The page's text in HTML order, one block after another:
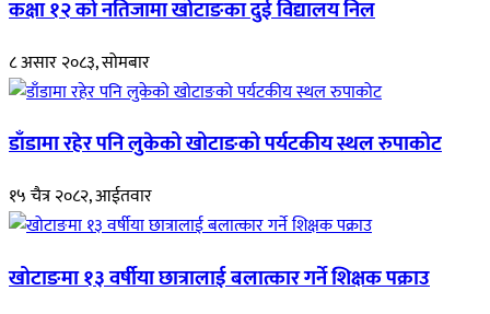
कक्षा १२ को नतिजामा खोटाङका दुई विद्यालय निल
८ असार २०८३, सोमबार
डाँडामा रहेर पनि लुकेको खोटाङको पर्यटकीय स्थल रुपाकोट
१५ चैत्र २०८२, आईतवार
खोटाङमा १३ वर्षीया छात्रालाई बलात्कार गर्ने शिक्षक पक्राउ